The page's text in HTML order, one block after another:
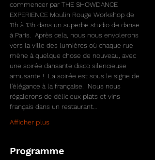
commencer par THE SHOWDANCE
EXPERIENCE Moulin Rouge Workshop de
11h à 13h dans un superbe studio de danse
à Paris.  Après cela, nous nous envolerons
vers la ville des lumières où chaque rue
mène à quelque chose de nouveau, avec
une soirée dansante disco silencieuse
amusante !  La soirée est sous le signe de
l'élégance à la française.  Nous nous
régalerons de délicieux plats et vins
français dans un restaurant…
Afficher plus
Programme